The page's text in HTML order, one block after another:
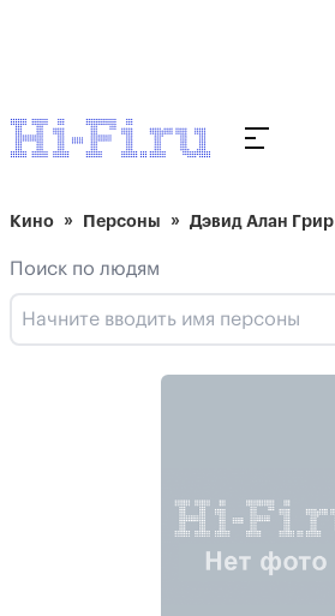
Кино Персоны Дэвид Алан Грир
Поиск по людям